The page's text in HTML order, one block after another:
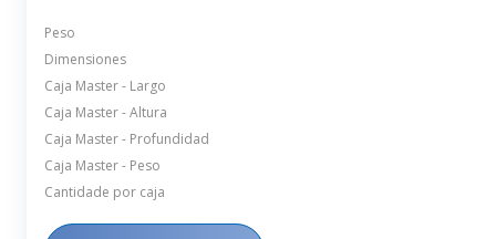
Peso
Dimensiones
Caja Master - Largo
Caja Master - Altura
Caja Master - Profundidad
Caja Master - Peso
Cantidade por caja